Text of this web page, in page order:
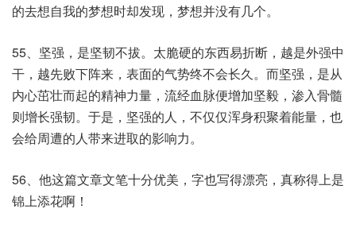
的去想自我的梦想时却发现，梦想并没有几个。
55、坚强，是坚韧不拔。太脆硬的东西易折断，越是外强中
干，越先败下阵来，表面的气势终不会长久。而坚强，是从
内心茁壮而起的精神力量，流经血脉便增加坚毅，渗入骨髓
则增长强韧。于是，坚强的人，不仅仅浑身积聚着能量，也
会给周遭的人带来进取的影响力。
56、他这篇文章文笔十分优美，字也写得漂亮，真称得上是
锦上添花啊！